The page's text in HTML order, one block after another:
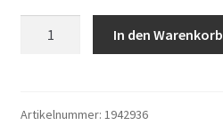
Warenkorb
AP
In den Warenkorb
Artikelnummer: 1942936